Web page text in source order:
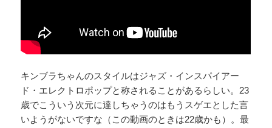
キンブラちゃんのスタイルはジャズ・インスパイアー
ド・エレクトロポップと称されることがあるらしい。23
歳でこういう次元に達しちゃうのはもうスゲエとした言
いようがないですな（この動画のときは22歳かも）。最